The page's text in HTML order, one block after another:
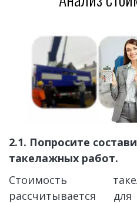
2.1. Попросите
такелажных работ.
Стоимость
рассчитывается